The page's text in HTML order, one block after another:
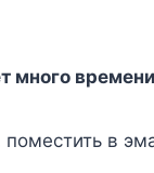
много
в